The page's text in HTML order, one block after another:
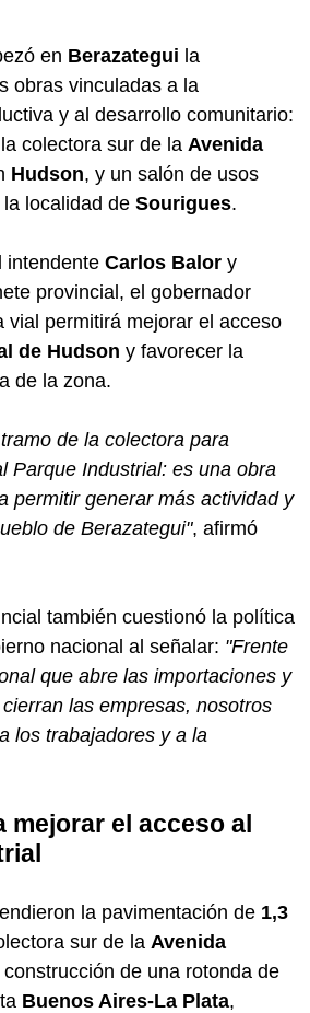
en Berazategui la
obras vinculadas a la
y al desarrollo comunitario:
colectora sur de la Avenida
Hudson, y un salón de usos
localidad de Sourigues.
intendente Carlos Balor y
provincial, el gobernador
vial permitirá mejorar el acceso
de Hudson y favorecer la
de la zona.
de la colectora para
Parque Industrial: es una obra
permitir generar más actividad y
de Berazategui", afirmó
también cuestionó la política
nacional al señalar: "Frente
que abre las importaciones y
las empresas, nosotros
los trabajadores y a la
mejorar el acceso al
la pavimentación de 1,3
sur de la Avenida
construcción de una rotonda de
Buenos Aires-La Plata,